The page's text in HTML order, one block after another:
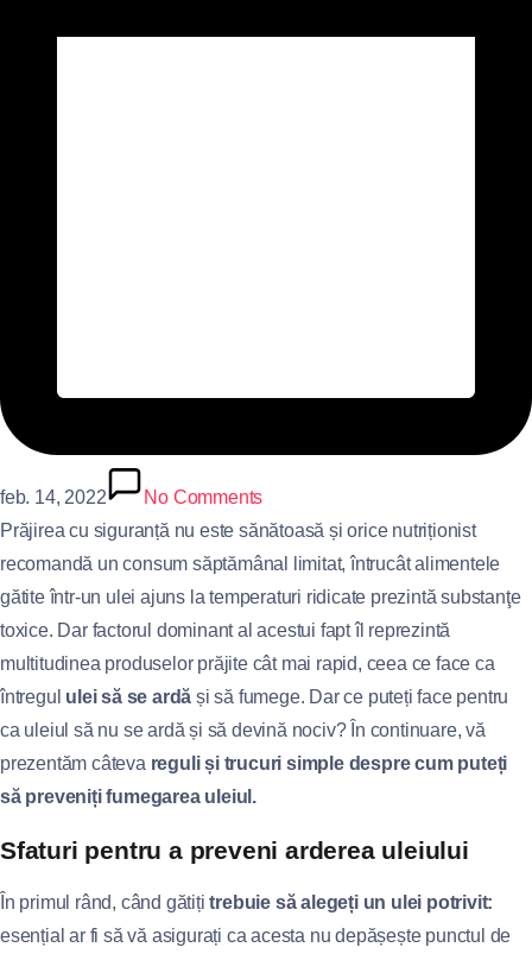
feb. 14, 2022
No Comments
Prăjirea cu siguranță nu este sănătoasă și orice nutriționist
recomandă un consum săptămânal limitat, întrucât alimentele
gătite într-un ulei ajuns la temperaturi ridicate prezintă substanţe
toxice. Dar factorul dominant al acestui fapt îl reprezintă
multitudinea produselor prăjite cât mai rapid, ceea ce face ca
întregul ulei să se ardă și să fumege. Dar ce puteți face pentru
ca uleiul să nu se ardă și să devină nociv? În continuare, vă
prezentăm câteva reguli și trucuri simple despre cum puteți
să preveniți fumegarea uleiul.
Sfaturi pentru a preveni arderea uleiului
În primul rând, când gătițitrebuie să alegeți un ulei potrivit:
esențial ar fi să vă asigurați ca acesta nu depășește punctul de